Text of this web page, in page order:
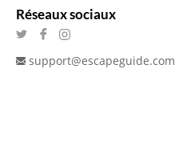
Réseaux sociaux
support@escapeguide.com